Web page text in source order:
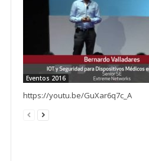
Eventos 2016
https://youtu.be/GuXar6q7c_A